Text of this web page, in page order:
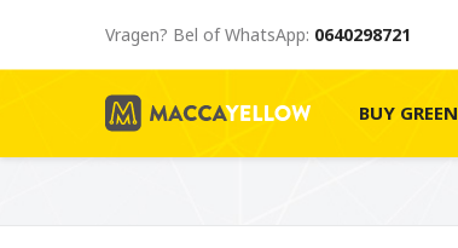
Vragen? Bel of WhatsApp: 0640298721
BUY GREEN